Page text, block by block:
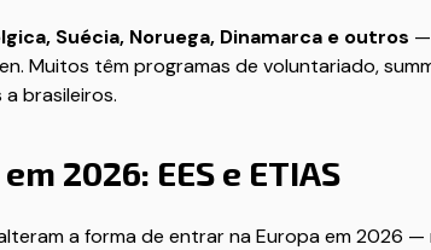
Suécia, Noruega, Dinamarca e outros
Muitos têm programas de voluntariado,
brasileiros.
2026: EES e ETIAS
a forma de entrar na Europa em 2026